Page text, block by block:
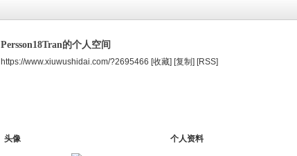
Persson18Tran的个人空间
https://www.xiuwushidai.com/?2695466 [收藏] [复制] [RSS]
头像 个人资料